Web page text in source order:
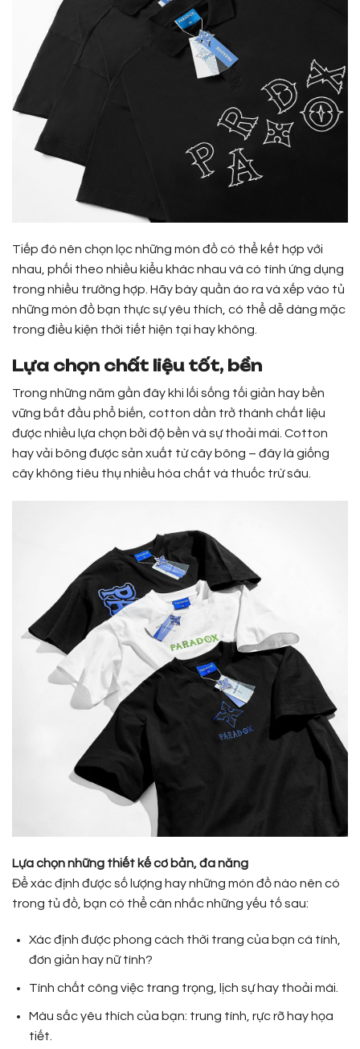
Tiếp đó nên chọn lọc những món đồ có thể kết hợp với
nhau, phối theo nhiều kiểu khác nhau và có tính ứng dụng
trong nhiều trường hợp. Hãy bày quần áo ra và xếp vào tủ
những món đồ bạn thực sự yêu thích, có thể dễ dàng mặc
trong điều kiện thời tiết hiện tại hay không.
Lựa chọn chất liệu tốt, bền
Trong những năm gần đây khi lối sống tối giản hay bền
vững bắt đầu phổ biến, cotton dần trở thành chất liệu
được nhiều lựa chọn bởi độ bền và sự thoải mái. Cotton
hay vải bông được sản xuất từ cây bông – đây là giống
cây không tiêu thụ nhiều hóa chất và thuốc trừ sâu.
Lựa chọn những thiết kế cơ bản, đa năng
Để xác định được số lượng hay những món đồ nào nên có
trong tủ đồ, bạn có thể cân nhắc những yếu tố sau:
Xác định được phong cách thời trang của bạn cá tính,
đơn giản hay nữ tính?
Tính chất công việc trang trọng, lịch sự hay thoải mái.
Màu sắc yêu thích của bạn: trung tính, rực rỡ hay họa
tiết.